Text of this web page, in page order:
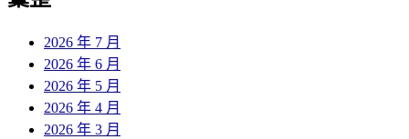
2026 年 7 月
2026 年 6 月
2026 年 5 月
2026 年 4 月
2026 年 3 月